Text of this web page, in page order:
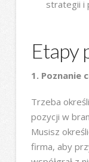
strategii i
Etapy
1. Poznanie
Trzeba
pozycji w
Musisz
firma, aby